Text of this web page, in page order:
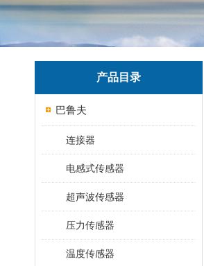
产品目录
巴鲁夫
连接器
电感式传感器
超声波传感器
压力传感器
温度传感器